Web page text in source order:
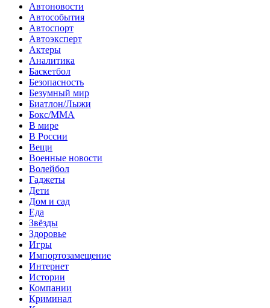
Автоновости
Автособытия
Автоспорт
Автоэксперт
Актеры
Аналитика
Баскетбол
Безопасность
Безумный мир
Биатлон/Лыжи
Бокс/MMA
В мире
В России
Вещи
Военные новости
Волейбол
Гаджеты
Дети
Дом и сад
Еда
Звёзды
Здоровье
Игры
Импортозамещение
Интернет
Истории
Компании
Криминал